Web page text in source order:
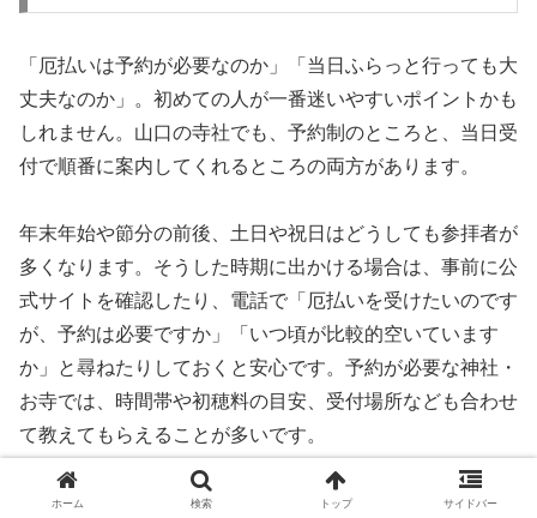
「厄払いは予約が必要なのか」「当日ふらっと行っても大
丈夫なのか」。初めての人が一番迷いやすいポイントかも
しれません。山口の寺社でも、予約制のところと、当日受
付で順番に案内してくれるところの両方があります。
年末年始や節分の前後、土日や祝日はどうしても参拝者が
多くなります。そうした時期に出かける場合は、事前に公
式サイトを確認したり、電話で「厄払いを受けたいのです
が、予約は必要ですか」「いつ頃が比較的空いています
か」と尋ねたりしておくと安心です。予約が必要な神社・
お寺では、時間帯や初穂料の目安、受付場所なども合わせ
て教えてもらえることが多いです。
逆に、平日や混雑期を外した時期であれば、当日受付だけ
ホーム 検索 トップ サイドバー